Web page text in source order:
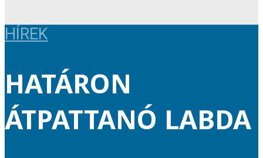
HÍREK
HATÁRON
ÁTPATTANÓ LABDA